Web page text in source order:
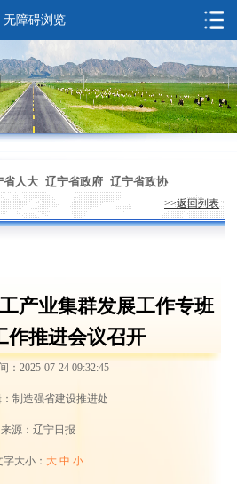
省人大 辽宁省政府 辽宁省政协
无障碍浏览
>>返回列表
产业集群发展工作专班
作推进会议召开
：2025-07-24 09:32:45
制造强省建设推进处
来源：辽宁日报
字大小： 大 中 小